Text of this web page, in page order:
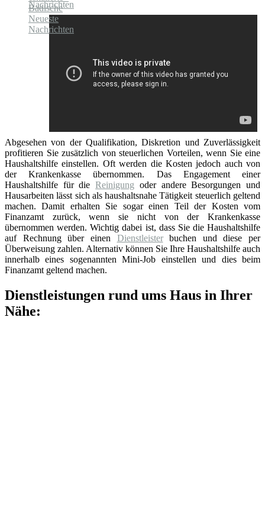
Abgesehen von der Qualifikation, Diskretion und Zuverlässigkeit
profitieren Sie zusätzlich von steuerlichen Vorteilen, wenn Sie eine
Haushaltshilfe einstellen. Oft werden die Kosten jedoch auch von
der Krankenkasse übernommen. Das Engagement einer
Haushaltshilfe für dieReinigung oder andere Besorgungen und
Hausarbeiten lässt sich als haushaltsnahe Tätigkeit steuerlich geltend
machen. Damit erhalten Sie sogar einen Teil der Kosten vom
Finanzamt zurück, wenn sie nicht von der Krankenkasse
übernommen werden. Wichtig dabei ist, dass Sie die Haushaltshilfe
auf Rechnung über einen Dienstleisterbuchen und diese per
Überweisung zahlen. Alternativ können Sie Ihre Haushaltshilfe auch
innerhalb eines sogenannten Mini-Job einstellen und dies beim
Finanzamt geltend machen.
Dienstleistungen rund ums Haus in Ihrer
Nähe: